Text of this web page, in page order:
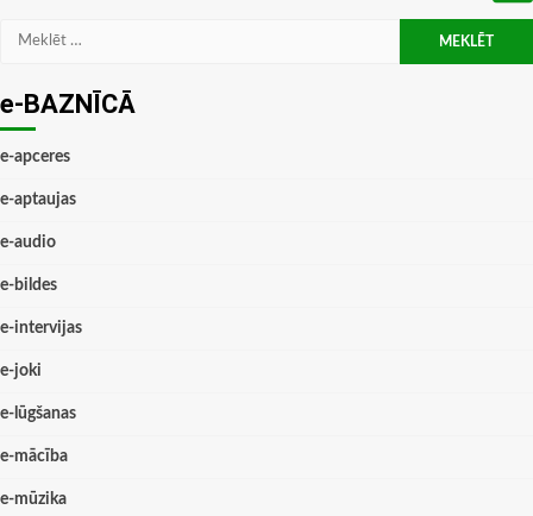
Meklēt:
e-BAZNĪCĀ
e-apceres
e-aptaujas
e-audio
e-bildes
e-intervijas
e-joki
e-lūgšanas
e-mācība
e-mūzika